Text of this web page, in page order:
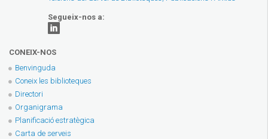
Segueix-nos a:
CONEIX-NOS
Benvinguda
Coneix les biblioteques
Directori
Organigrama
Planificació estratègica
Carta de serveis